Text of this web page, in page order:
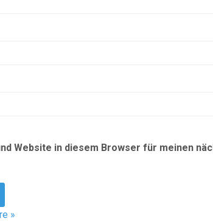
Website in diesem Browser für meinen
»